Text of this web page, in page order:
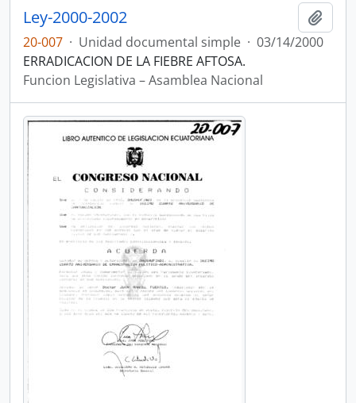
Ley-2000-2002
20-007 · Unidad documental simple · 03/14/2000
ERRADICACION DE LA FIEBRE AFTOSA.
Funcion Legislativa – Asamblea Nacional